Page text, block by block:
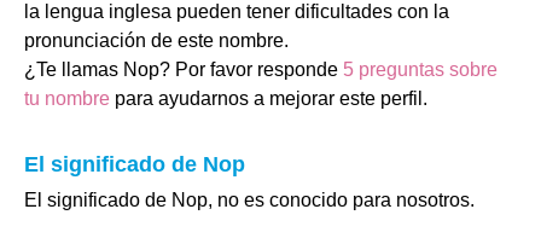
la lengua inglesa pueden tener dificultades con la
pronunciación de este nombre.
¿Te llamas Nop? Por favor responde 5 preguntas sobre
tu nombre para ayudarnos a mejorar este perfil.
El significado de Nop
El significado de Nop, no es conocido para nosotros.